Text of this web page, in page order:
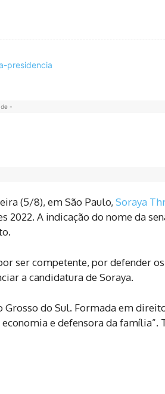
-
(5/8), em São Paulo, Soraya
2022. A indicação do nome da
ser competente, por defender
a candidatura de Soraya.
Grosso do Sul. Formada em
e defensora da família”.